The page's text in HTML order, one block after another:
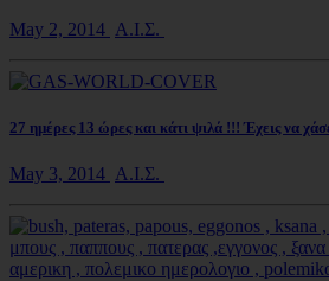
May 2, 2014 Α.Ι.Σ.
27 ημέρες 13 ώρες και κάτι ψιλά !!! Έχεις να
May 3, 2014 Α.Ι.Σ.